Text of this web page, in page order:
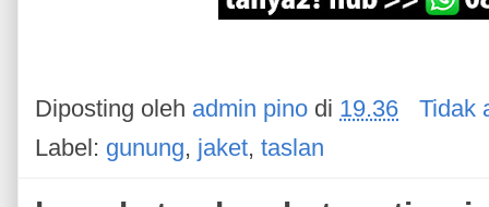
Diposting oleh admin pino di 19.36
Tidak
Label: gunung, jaket, taslan